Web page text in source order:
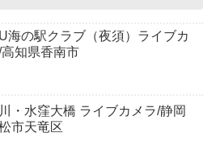
海の駅クラブ（夜須）ライブカ
高知県香南市
・水窪大橋 ライブカメラ/静岡
市天竜区